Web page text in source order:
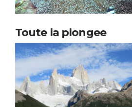
Toute la plongee